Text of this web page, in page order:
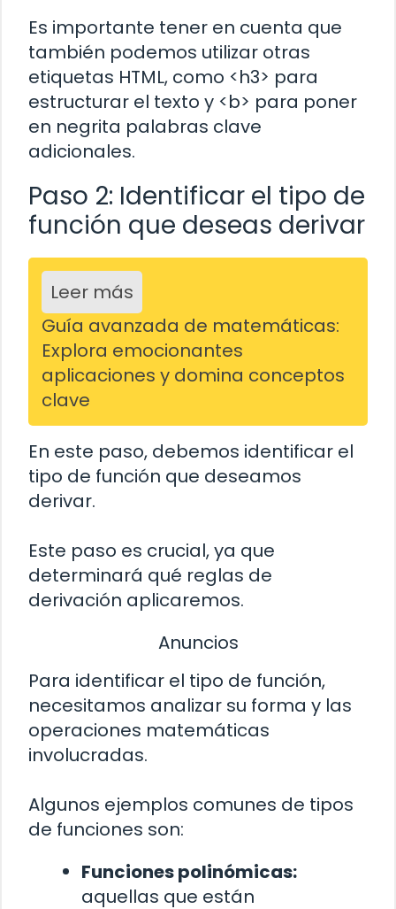
Es importante tener en cuenta que
también podemos utilizar otras
etiquetas HTML, como <h3> para
estructurar el texto y <b> para poner
en negrita palabras clave
adicionales.
Paso 2: Identificar el tipo de
función que deseas derivar
Leer más
Guía avanzada de matemáticas:
Explora emocionantes
aplicaciones y domina conceptos
clave
En este paso, debemos identificar el
tipo de función que deseamos
derivar.
Este paso es crucial, ya que
determinará qué reglas de
derivación aplicaremos.
Anuncios
Para identificar el tipo de función,
necesitamos analizar su forma y las
operaciones matemáticas
involucradas.
Algunos ejemplos comunes de tipos
de funciones son:
Funciones polinómicas:
aquellas que están